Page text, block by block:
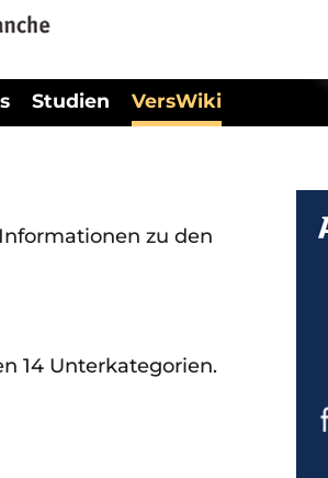
Studien VersWiki
zu den
14 Unterkategorien.